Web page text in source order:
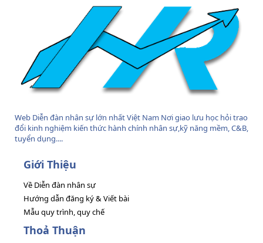
Web Diễn đàn nhân sự lớn nhất Việt Nam Nơi giao lưu học hỏi trao
đổi kinh nghiệm kiến thức hành chính nhân sự,kỹ năng mềm, C&B,
tuyển dụng....
Giới Thiệu
Về Diễn đàn nhân sự
Hướng dẫn đăng ký & Viết bài
Mẫu quy trình, quy chế
Thoả Thuận